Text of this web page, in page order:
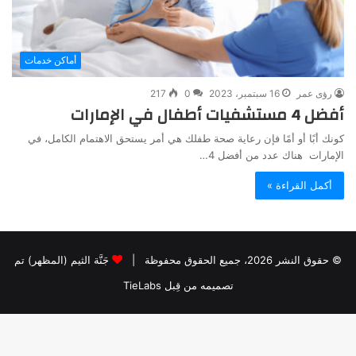
أماكن خدمات
رؤى عمر 16 سبتمبر، 2023 0
217
أفضل 4 مستشفيات أطفال في الإمارات
كونك أبًا أو أمًا فإن رعاية صحة طفلك هي أمر يستحق الاهتمام الكامل، في
الإمارات هناك عدد من أفضل 4…
أكمل القراءة »
© حقوق النشر 2026، جميع الحقوق محفوظة |
جَنَّة الثيم (المظهر) تم
تصميمه من قِبل TieLabs